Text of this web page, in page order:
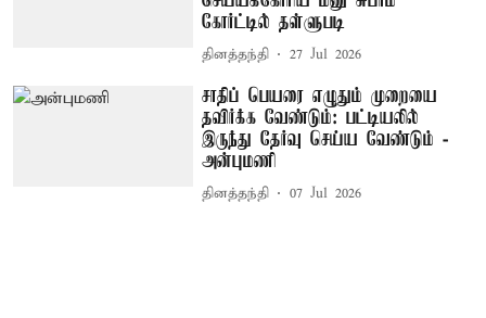
கோர்ட்டில் தள்ளுபடி
தினத்தந்தி 27 Jul 2026
சாதிப் பெயரை எழுதும் முறையை
தவிர்க்க வேண்டும்: பட்டியலில்
இருந்து தேர்வு செய்ய வேண்டும் -
அன்புமணி
தினத்தந்தி 07 Jul 2026